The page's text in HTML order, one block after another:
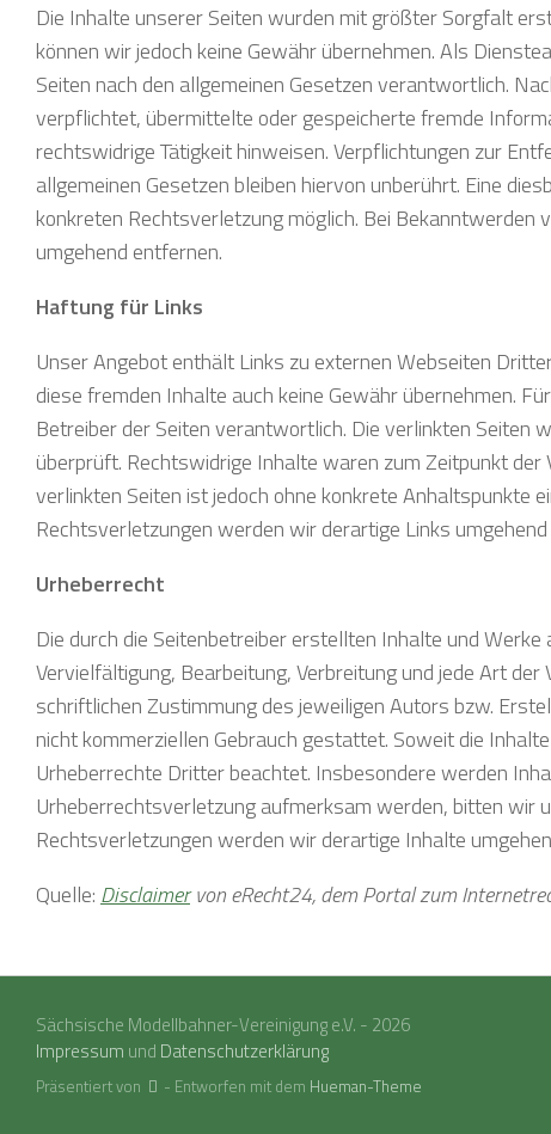
Die Inhalte unserer Seiten wurden mit größter Sorgfalt
können wir jedoch keine Gewähr übernehmen. Als
Seiten nach den allgemeinen Gesetzen verantwortlich.
verpflichtet, übermittelte oder gespeicherte fremde
rechtswidrige Tätigkeit hinweisen. Verpflichtungen zur
allgemeinen Gesetzen bleiben hiervon unberührt. Eine
konkreten Rechtsverletzung möglich. Bei
umgehend entfernen.
Haftung für Links
Unser Angebot enthält Links zu externen Webseiten
diese fremden Inhalte auch keine Gewähr übernehmen.
Betreiber der Seiten verantwortlich. Die verlinkten Seiten
überprüft. Rechtswidrige Inhalte waren zum Zeitpunkt
verlinkten Seiten ist jedoch ohne konkrete Anhaltspunkte
Rechtsverletzungen werden wir derartige Links
Urheberrecht
Die durch die Seitenbetreiber erstellten Inhalte und
Vervielfältigung, Bearbeitung, Verbreitung und jede Art
schriftlichen Zustimmung des jeweiligen Autors bzw.
nicht kommerziellen Gebrauch gestattet. Soweit die
Urheberrechte Dritter beachtet. Insbesondere werden
Urheberrechtsverletzung aufmerksam werden, bitten wir
Rechtsverletzungen werden wir derartige Inhalte
Quelle: Disclaimervon eRecht24, dem Portal zum
Sächsische Modellbahner-Vereinigung e.V. - 2026
Impressum und Datenschutzerklärung
Präsentiert von - Entworfen mit dem Hueman-Theme